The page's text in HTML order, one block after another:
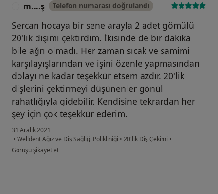
m....ş Telefon numarası doğrulandı
Sercan hocaya bir sene arayla 2 adet gömülü
20'lik dişimi çektirdim. İkisinde de bir dakika
bile ağrı olmadı. Her zaman sıcak ve samimi
karşılayışlarından ve işini özenle yapmasından
dolayı ne kadar teşekkür etsem azdır. 20'lik
dişlerini çektirmeyi düşünenler gönül
rahatlığıyla gidebilir. Kendisine tekrardan her
şey için çok teşekkür ederim.
31 Aralık 2021
• Welldent Ağız ve Diş Sağlığı Polikliniği • 20'lik Diş Çekimi •
kullanıcının görüşüne göre m....ş
Görüşü şikayet et